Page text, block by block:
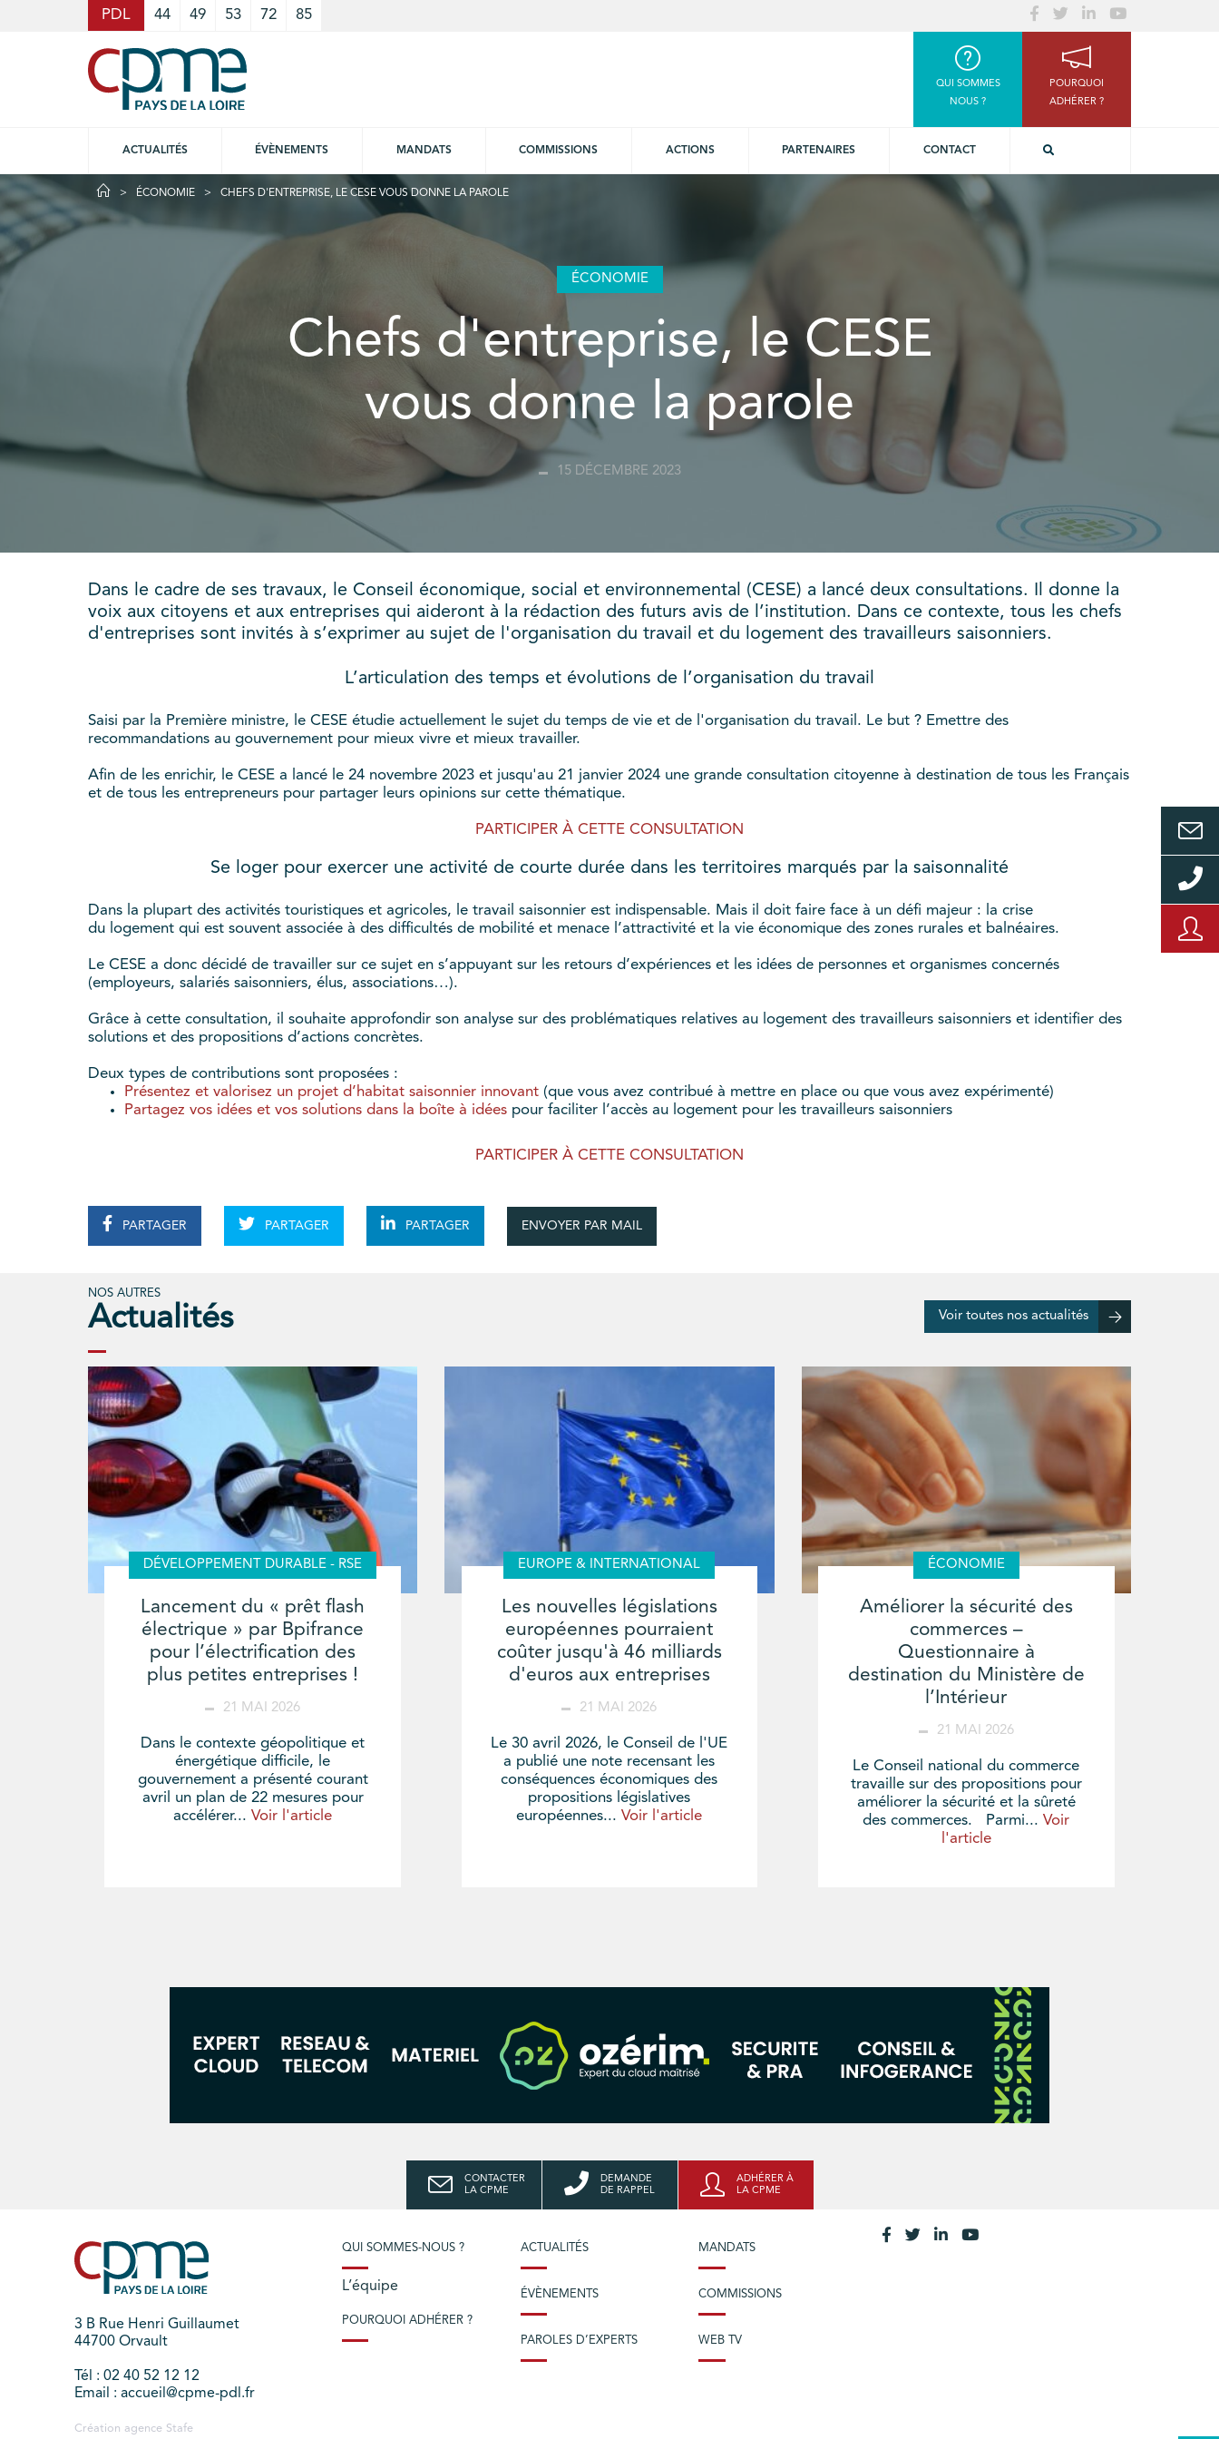
PDL 44 49 53 72 85
QUI SOMMES
NOUS ?
POURQUOI
ADHÉRER ?
ACTUALITÉS ÉVÈNEMENTS MANDATS COMMISSIONS ACTIONS PARTENAIRES CONTACT
ÉCONOMIE CHEFS D'ENTREPRISE, LE CESE VOUS DONNE LA PAROLE
ÉCONOMIE
Chefs d'entreprise, le CESE
vous donne la parole
15 DÉCEMBRE 2023
Dans le cadre de ses travaux, le Conseil économique, social et environnemental (CESE) a lancé deux consultations. Il donne la
voix aux citoyens et aux entreprises qui aideront à la rédaction des futurs avis de l’institution. Dans ce contexte, tous les chefs
d'entreprises sont invités à s’exprimer au sujet de l'organisation du travail et du logement des travailleurs saisonniers.
L’articulation des temps et évolutions de l’organisation du travail
Saisi par la Première ministre, le CESE étudie actuellement le sujet du temps de vie et de l'organisation du travail. Le but ? Emettre des
recommandations au gouvernement pour mieux vivre et mieux travailler.
Afin de les enrichir, le CESE a lancé le 24 novembre 2023 et jusqu'au 21 janvier 2024 une grande consultation citoyenne à destination de tous les Français
et de tous les entrepreneurs pour partager leurs opinions sur cette thématique.
PARTICIPER À CETTE CONSULTATION
Se loger pour exercer une activité de courte durée dans les territoires marqués par la saisonnalité
Dans la plupart des activités touristiques et agricoles, le travail saisonnier est indispensable. Mais il doit faire face à un défi majeur : la crise
du logement qui est souvent associée à des difficultés de mobilité et menace l’attractivité et la vie économique des zones rurales et balnéaires.
Le CESE a donc décidé de travailler sur ce sujet en s’appuyant sur les retours d’expériences et les idées de personnes et organismes concernés
(employeurs, salariés saisonniers, élus, associations…).
Grâce à cette consultation, il souhaite approfondir son analyse sur des problématiques relatives au logement des travailleurs saisonniers et identifier des
solutions et des propositions d’actions concrètes.
Deux types de contributions sont proposées :
Présentez et valorisez un projet d’habitat saisonnier innovant (que vous avez contribué à mettre en place ou que vous avez expérimenté)
Partagez vos idées et vos solutions dans la boîte à idées pour faciliter l’accès au logement pour les travailleurs saisonniers
PARTICIPER À CETTE CONSULTATION
PARTAGER PARTAGER PARTAGER ENVOYER PAR MAIL
NOS AUTRES
Actualités Voir toutes nos actualités
DÉVELOPPEMENT DURABLE - RSE
Lancement du « prêt flash
électrique » par Bpifrance
pour l’électrification des
plus petites entreprises !
21 MAI 2026
Dans le contexte géopolitique et
énergétique difficile, le
gouvernement a présenté courant
avril un plan de 22 mesures pour
accélérer...Voir l'article
EUROPE & INTERNATIONAL
Les nouvelles législations
européennes pourraient
coûter jusqu'à 46 milliards
d'euros aux entreprises
21 MAI 2026
Le 30 avril 2026, le Conseil de l'UE
a publié une note recensant les
conséquences économiques des
propositions législatives
européennes...Voir l'article
ÉCONOMIE
Améliorer la sécurité des
commerces –
Questionnaire à
destination du Ministère de
l’Intérieur
21 MAI 2026
Le Conseil national du commerce
travaille sur des propositions pour
améliorer la sécurité et la sûreté
des commerces. Parmi...Voir
l'article
CONTACTER
LA CPME
DEMANDE
DE RAPPEL
ADHÉRER À
LA CPME
3 B Rue Henri Guillaumet
44700 Orvault
Tél : 02 40 52 12 12
Email : accueil@cpme-pdl.fr
Création agence Stafe
QUI SOMMES-NOUS ?
L’équipe
POURQUOI ADHÉRER ?
ACTUALITÉS
ÉVÈNEMENTS
PAROLES D’EXPERTS
MANDATS
COMMISSIONS
WEB TV
Cookies management panel